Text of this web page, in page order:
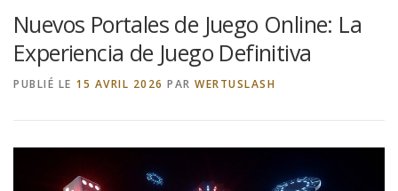
Nuevos Portales de Juego Online: La
Experiencia de Juego Definitiva
PUBLIÉ LE 15 AVRIL 2026 PAR WERTUSLASH